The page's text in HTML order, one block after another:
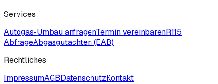
Services
Autogas-Umbau anfragenTermin vereinbarenR115
AbfrageAbgasgutachten (EAB)
Rechtliches
ImpressumAGBDatenschutzKontakt